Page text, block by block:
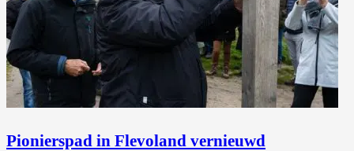
Pionierspad in Flevoland vernieuwd